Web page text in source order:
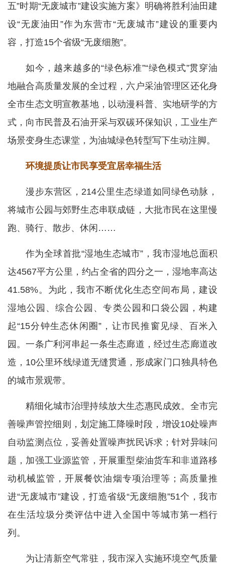
五”时期“无废城市”建设实施方案》明确将胜利油田建
设“无废油田”作为东营市“无废城市”建设的重要内
容，打造15个省级“无废细胞”。
如今，越来越多的“绿色标准”“绿色模式”贯穿油
地融合高质量发展的全过程，六户采油管理区还化身
全市生态文明宣教基地，以动漫科普、实地研学的方
式，向市民普及石油开采与双碳环保知识，工业生产
场景变身生态课堂，为油城绿色转型写下生动注脚。
环境提质让市民享受宜居幸福生活
漫步东营区，214公里生态绿道如同绿色动脉，
将城市公园与郊野生态串联成链，大批市民在这里慢
跑、骑行、散步、休闲……
作为全球首批“湿地生态城市”，我市湿地总面积
达4567平方公里，约占全省的四分之一，湿地率高达
41.58%。为此，我市不断优化生态空间布局，建设
湿地公园、综合公园、专类公园和口袋公园，构建
起“15分钟生态休闲圈”，让市民推窗见绿、百米入
园。一条广利河串起一条生态廊道，经过生态廊道改
造，10公里环线绿道无缝贯通，形成家门口独具特色
的城市景观带。
精细化城市治理持续放大生态惠民成效。全市完
善噪声管控细则，划定施工降噪时段，增设10处噪声
自动监测点位，妥善处置噪声扰民诉求；针对异味问
题，加强工业源监管，开展重型柴油货车和非道路移
动机械监管，开展餐饮油烟专项治理等；高质量推
进“无废城市”建设，打造省级“无废细胞”51个，我市
在生活垃圾分类评估中进入全国中等城市第一档行
列。
为让清新空气常驻，我市深入实施环境空气质量